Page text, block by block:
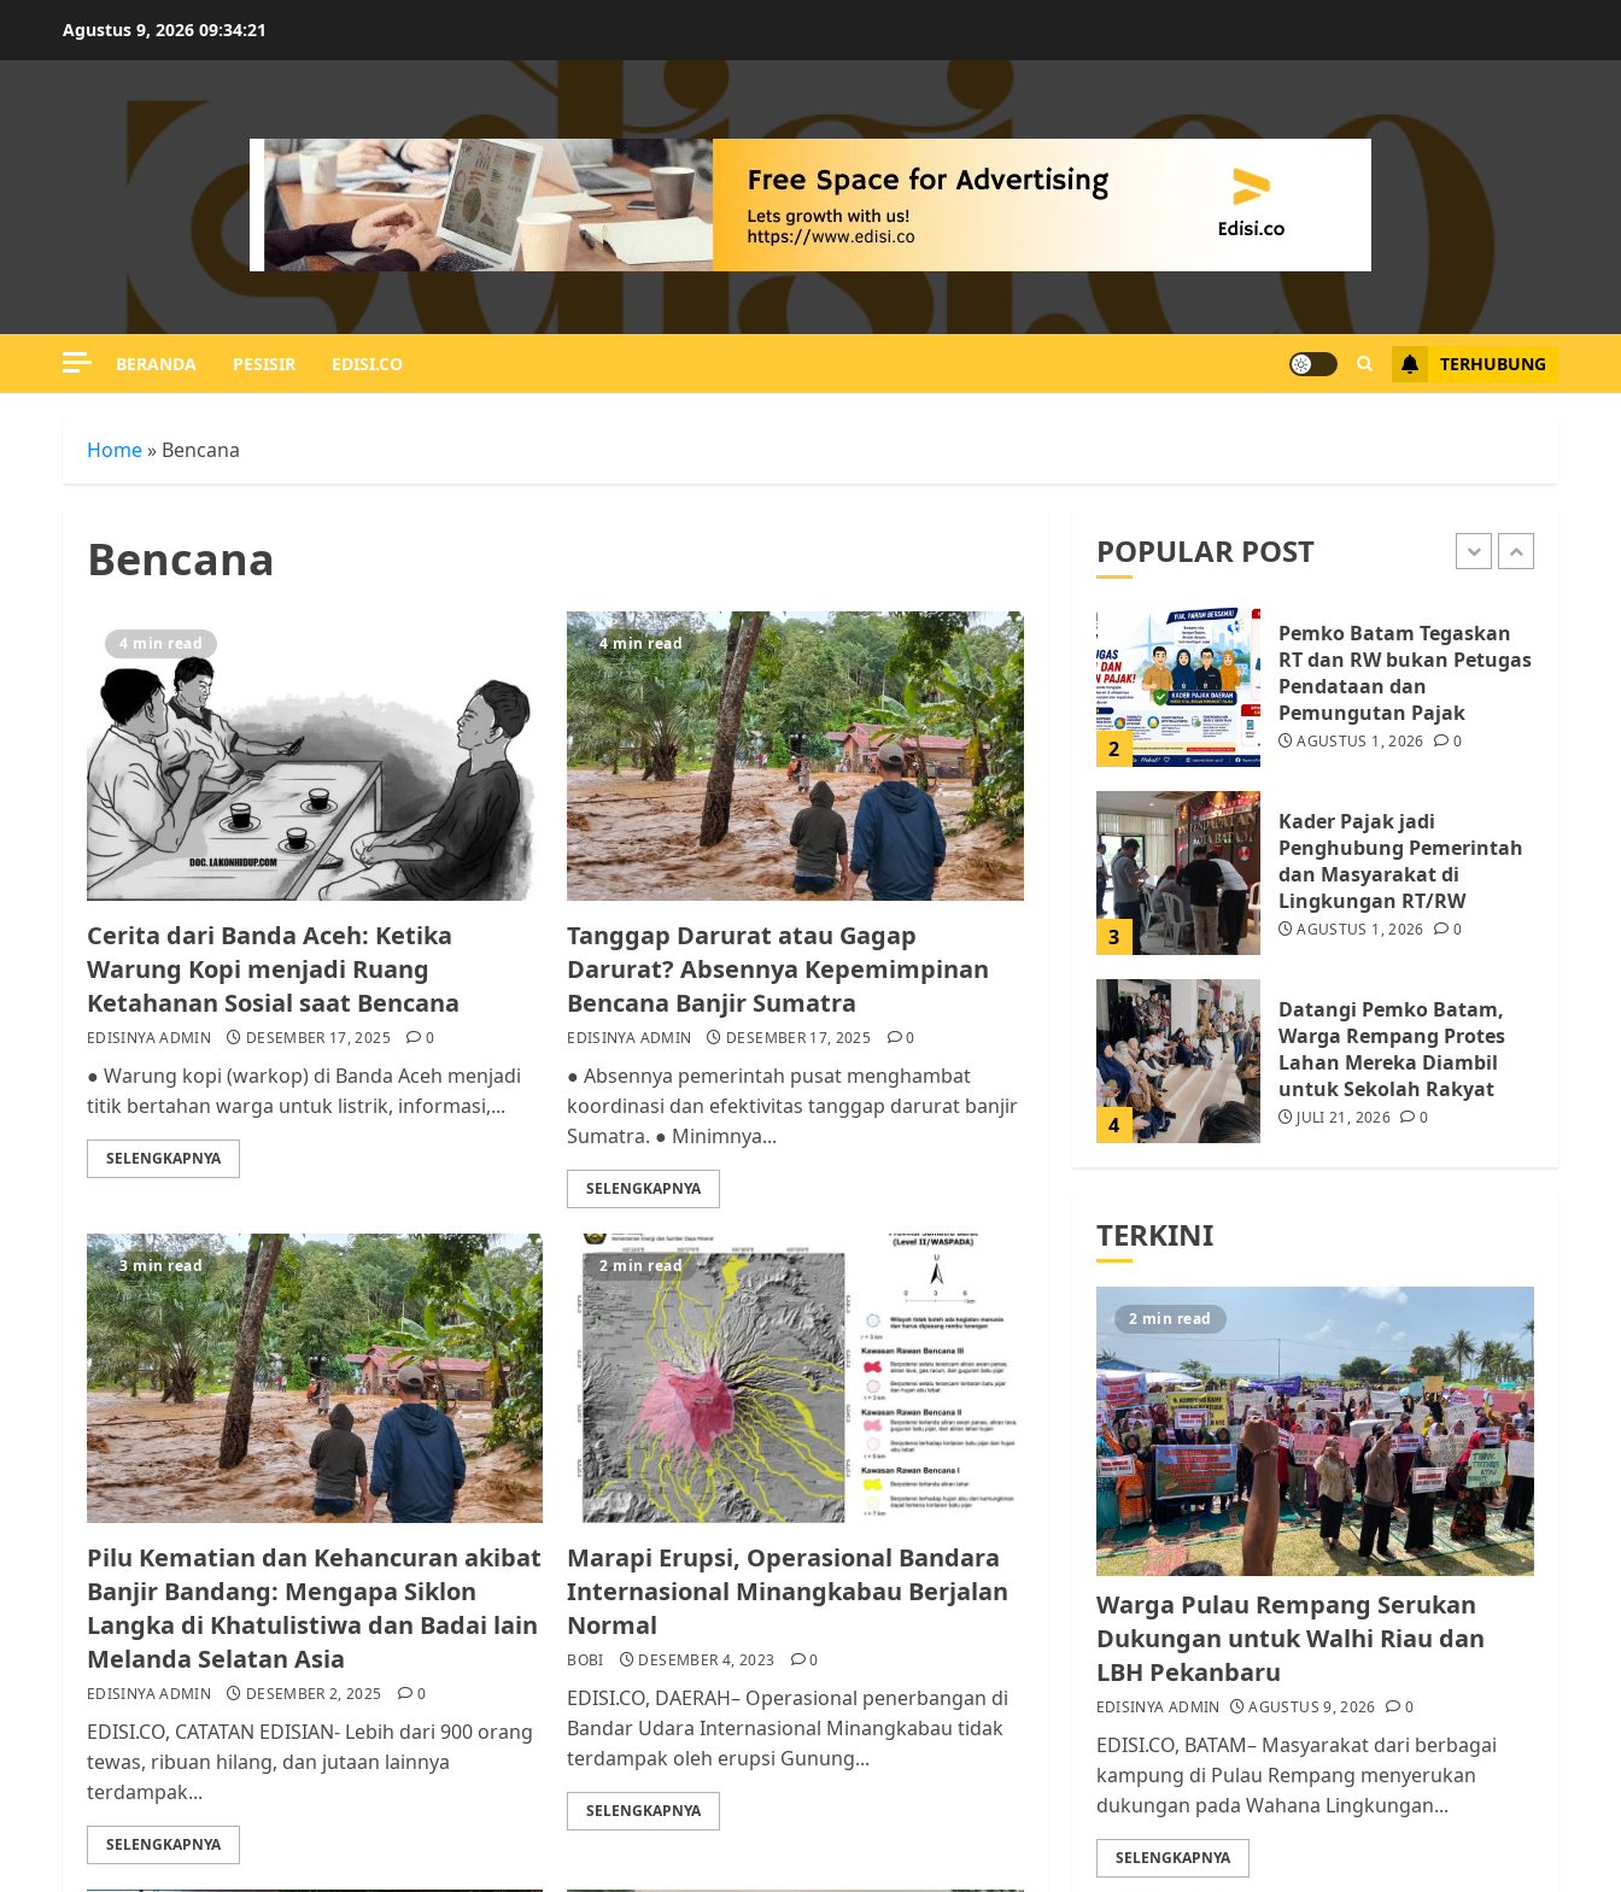
Agustus 9, 2026 09:34:22
BERANDA PESISIR EDISI.CO TERHUBUNG
Home » Bencana
Bencana
4 min read
Cerita dari Banda Aceh: Ketika
Warung Kopi menjadi Ruang
Ketahanan Sosial saat Bencana
EDISINYA ADMIN DESEMBER 17, 2025 0
● Warung kopi (warkop) di Banda Aceh menjadi
titik bertahan warga untuk listrik, informasi,...
SELENGKAPNYA
4 min read
Tanggap Darurat atau Gagap
Darurat? Absennya Kepemimpinan
Bencana Banjir Sumatra
EDISINYA ADMIN DESEMBER 17, 2025 0
● Absennya pemerintah pusat menghambat
koordinasi dan efektivitas tanggap darurat banjir
Sumatra. ● Minimnya...
SELENGKAPNYA
3 min read
Pilu Kematian dan Kehancuran akibat
Banjir Bandang: Mengapa Siklon
Langka di Khatulistiwa dan Badai lain
Melanda Selatan Asia
EDISINYA ADMIN DESEMBER 2, 2025 0
EDISI.CO, CATATAN EDISIAN- Lebih dari 900 orang
tewas, ribuan hilang, dan jutaan lainnya
terdampak...
SELENGKAPNYA
2 min read
Marapi Erupsi, Operasional Bandara
Internasional Minangkabau Berjalan
Normal
BOBI DESEMBER 4, 2023 0
EDISI.CO, DAERAH– Operasional penerbangan di
Bandar Udara Internasional Minangkabau tidak
terdampak oleh erupsi Gunung...
SELENGKAPNYA
POPULAR POST
Datangi Pemko Batam,
Lahan Mereka Diambil
untuk Sekolah Rakyat
0
Warga Rempang Ajukan
Audiensi dengan Wali
Kota Batam, Soroti
Aktivitas yang Resahkan
Warga
JULI 17, 2026 0
1 AGUSTUS 9, 2026
2
Pemko Batam Tegaskan
RT dan RW bukan Petugas
Pendataan dan
Pemungutan Pajak
AGUSTUS 1, 2026 0
3
Kader Pajak jadi
Penghubung Pemerintah
dan Masyarakat di
Lingkungan RT/RW
AGUSTUS 1, 2026 0
4
Datangi Pemko Batam,
Warga Rempang Protes
Lahan Mereka Diambil
untuk Sekolah Rakyat
JULI 21, 2026 0
5
Warga
JULI 17, 2026
1
Warga Pulau Rempang
Serukan Dukungan untuk
Walhi Riau dan LBH
Pekanbaru
AGUSTUS 9, 2026 0
2
Pemko Batam Tegaskan
RT dan RW bukan Petugas
Pendataan dan
Pemungutan Pajak
3
Kader Pajak jadi
Penghubung Pemerintah
dan Masyarakat di
TERKINI
2 min read
Warga Pulau Rempang Serukan
Dukungan untuk Walhi Riau dan
LBH Pekanbaru
EDISINYA ADMIN AGUSTUS 9, 2026 0
EDISI.CO, BATAM– Masyarakat dari berbagai
kampung di Pulau Rempang menyerukan
dukungan pada Wahana Lingkungan...
SELENGKAPNYA